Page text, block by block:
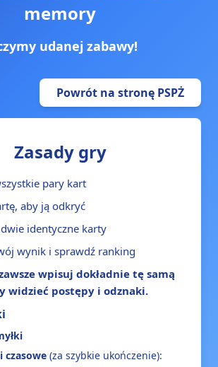
memory
udanej zabawy!
Powrót na stronę PSPŻ
Zasady gry
pary kart
aby ją odkryć
identyczne karty
wynik i sprawdź ranking
wpisuj dokładnie tę samą
widzieć postępy i odznaki.
czasowe (za szybkie ukończenie):